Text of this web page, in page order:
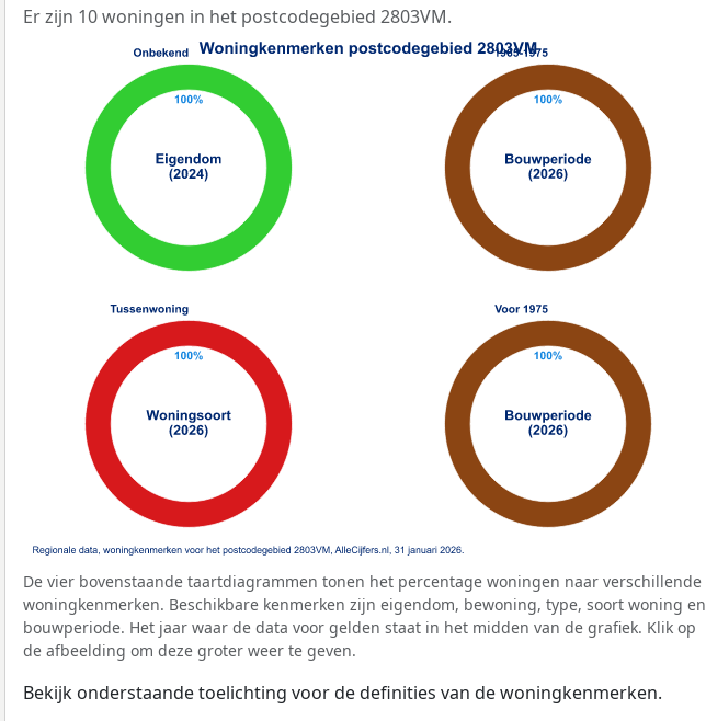
Er zijn 10 woningen in het postcodegebied 2803VM.
De vier bovenstaande taartdiagrammen tonen het percentage woningen naar verschillende
woningkenmerken. Beschikbare kenmerken zijn eigendom, bewoning, type, soort woning en
bouwperiode. Het jaar waar de data voor gelden staat in het midden van de grafiek. Klik op
de afbeelding om deze groter weer te geven.
Bekijk onderstaande toelichting voor de definities van de woningkenmerken.